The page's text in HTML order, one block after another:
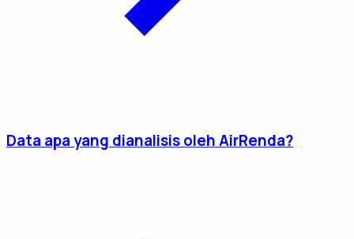
Data apa yang dianalisis oleh AirRenda?